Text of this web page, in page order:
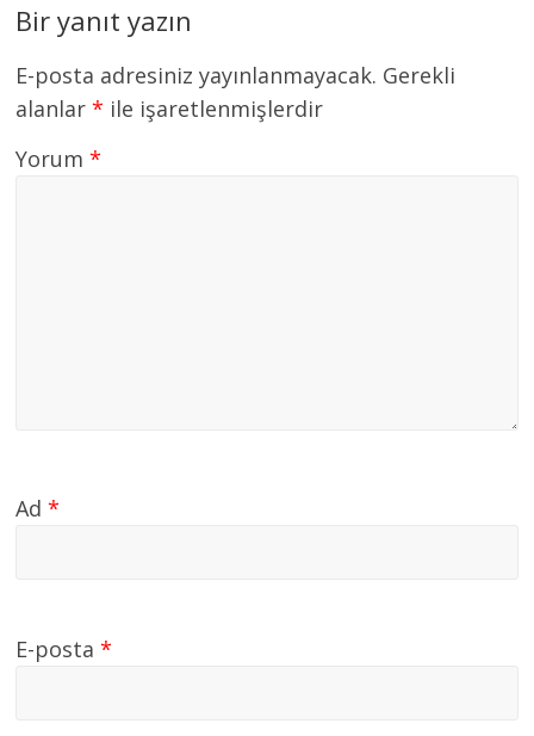
Bir yanıt yazın
E-posta adresiniz yayınlanmayacak. Gerekli
alanlar* ile işaretlenmişlerdir
Yorum*
Ad*
E-posta*